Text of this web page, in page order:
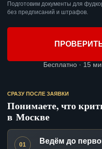
Подготовим документы для
без предписаний и штрафов.
Бесплатно · 15
СРАЗУ ПОСЛЕ ЗАЯВКИ
Понимаете, что
в Москве
01 Ведём до